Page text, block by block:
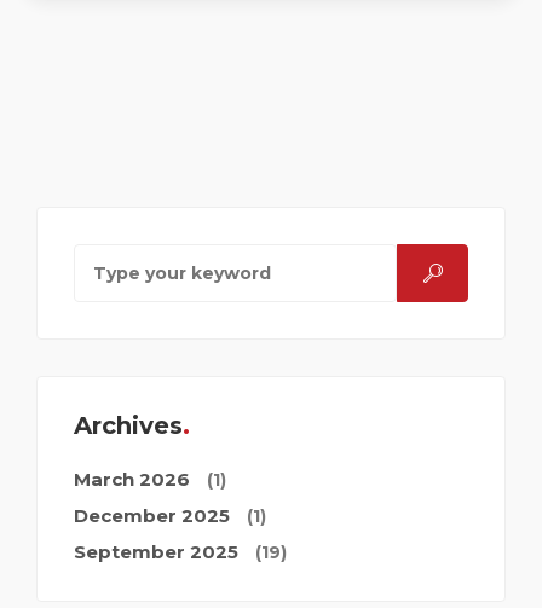
Archives
March 2026 (1)
December 2025 (1)
September 2025 (19)